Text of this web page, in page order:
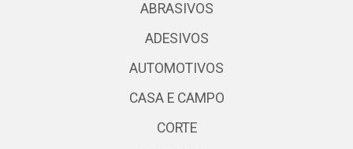
ABRASIVOS
ADESIVOS
AUTOMOTIVOS
CASA E CAMPO
CORTE